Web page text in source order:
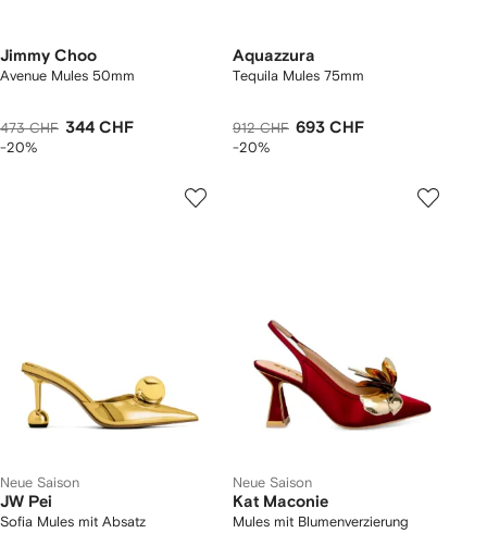
Jimmy Choo
Avenue Mules 50mm
473 CHF 344 CHF
-20%
Aquazzura
Tequila Mules 75mm
912 CHF 693 CHF
-20%
Neue Saison
JW Pei
Sofia Mules mit Absatz
Neue Saison
Kat Maconie
Mules mit Blumenverzierung